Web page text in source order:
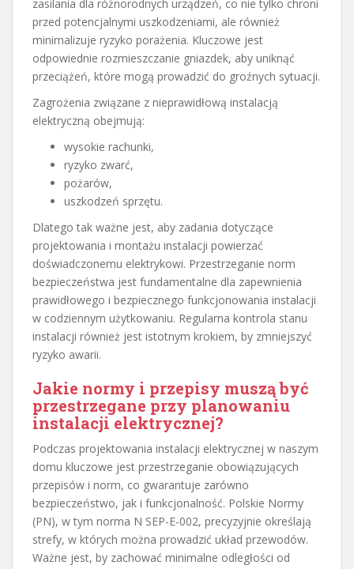
zasilania dla różnorodnych urządzeń, co nie tylko chroni
przed potencjalnymi uszkodzeniami, ale również
minimalizuje ryzyko porażenia. Kluczowe jest
odpowiednie rozmieszczanie gniazdek, aby uniknąć
przeciążeń, które mogą prowadzić do groźnych sytuacji.
Zagrożenia związane z nieprawidłową instalacją
elektryczną obejmują:
wysokie rachunki,
ryzyko zwarć,
pożarów,
uszkodzeń sprzętu.
Dlatego tak ważne jest, aby zadania dotyczące
projektowania i montażu instalacji powierzać
doświadczonemu elektrykowi. Przestrzeganie norm
bezpieczeństwa jest fundamentalne dla zapewnienia
prawidłowego i bezpiecznego funkcjonowania instalacji
w codziennym użytkowaniu. Regularna kontrola stanu
instalacji również jest istotnym krokiem, by zmniejszyć
ryzyko awarii.
Jakie normy i przepisy muszą być
przestrzegane przy planowaniu
instalacji elektrycznej?
Podczas projektowania instalacji elektrycznej w naszym
domu kluczowe jest przestrzeganie obowiązujących
przepisów i norm, co gwarantuje zarówno
bezpieczeństwo, jak i funkcjonalność. Polskie Normy
(PN), w tym norma N SEP-E-002, precyzyjnie określają
strefy, w których można prowadzić układ przewodów.
Ważne jest, by zachować minimalne odległości od